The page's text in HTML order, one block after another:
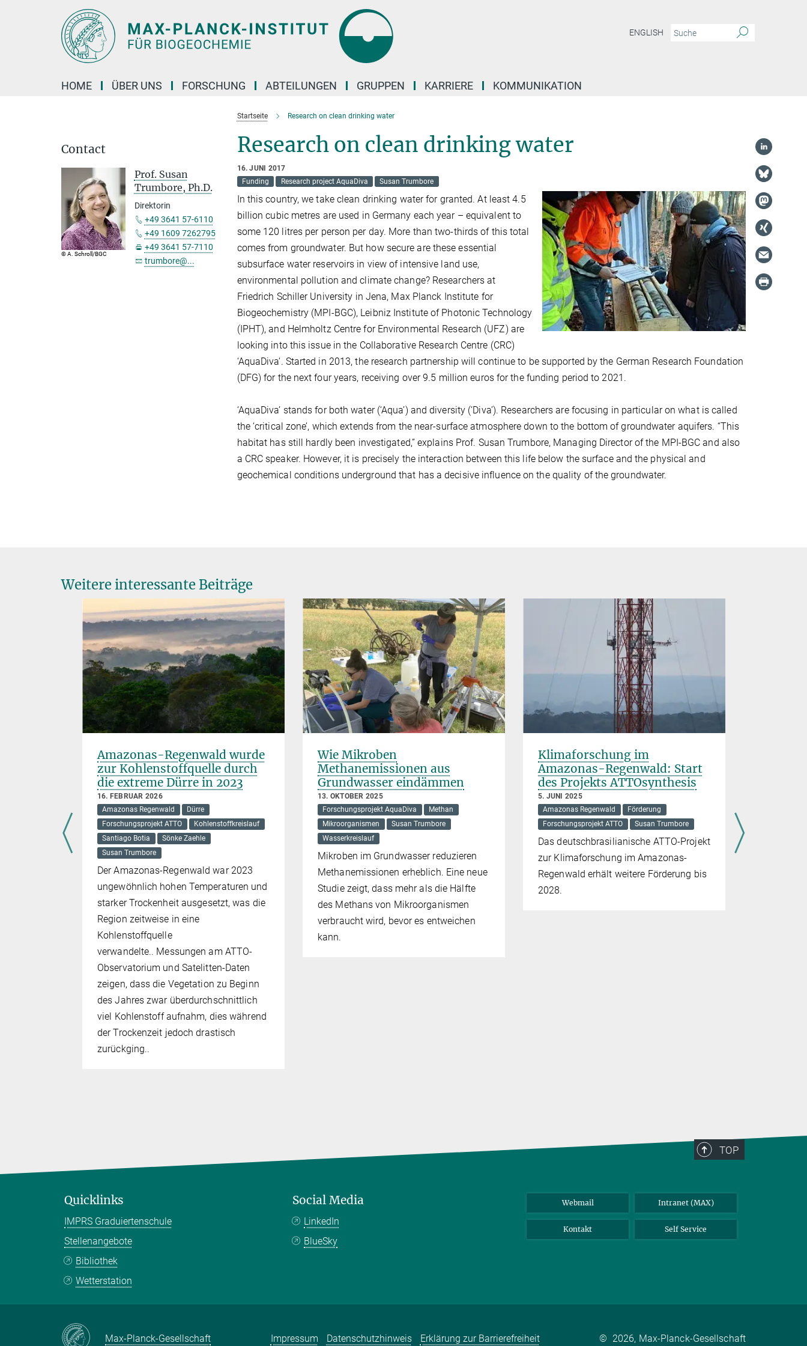
ENGLISH
HOME ÜBER UNS FORSCHUNG ABTEILUNGEN GRUPPEN KARRIERE KOMMUNIKATION
Startseite Research on clean drinking water
Research on clean drinking water
16. JUNI 2017
Funding
Research project AquaDiva Susan Trumbore
In this country, we take clean drinking water for granted. At least 4.5
billion cubic metres are used in Germany each year – equivalent to
some 120 litres per person per day. More than two-thirds of this total
comes from groundwater. But how secure are these essential
subsurface water reservoirs in view of intensive land use,
environmental pollution and climate change? Researchers at
Friedrich Schiller University in Jena, Max Planck Institute for
Biogeochemistry (MPI-BGC), Leibniz Institute of Photonic Technology
(IPHT), and Helmholtz Centre for Environmental Research (UFZ) are
looking into this issue in the Collaborative Research Centre (CRC)
‘AquaDiva’. Started in 2013, the research partnership will continue to be supported by the German Research Foundation
(DFG) for the next four years, receiving over 9.5 million euros for the funding period to 2021.
‘AquaDiva’ stands for both water (‘Aqua’) and diversity (‘Diva’). Researchers are focusing in particular on what is called
the ‘critical zone’, which extends from the near-surface atmosphere down to the bottom of groundwater aquifers. “This
habitat has still hardly been investigated,” explains Prof. Susan Trumbore, Managing Director of the MPI-BGC and also
a CRC speaker. However, it is precisely the interaction between this life below the surface and the physical and
geochemical conditions underground that has a decisive influence on the quality of the groundwater.
Contact
© A. Schroll/BGC
Prof. Susan
Trumbore, Ph.D.
Direktorin
+49 3641 57-6110
+49 1609 7262795
+49 3641 57-7110
trumbore@...
Weitere interessante Beiträge
Amazonas-Regenwald wurde
zur Kohlenstoffquelle durch
die extreme Dürre in 2023
16. FEBRUAR 2026
Amazonas Regenwald
Dürre
Forschungsprojekt ATTO
Kohlenstoffkreislauf
Santiago Botia
Sönke Zaehle
Susan Trumbore
Der Amazonas-Regenwald war 2023
ungewöhnlich hohen Temperaturen und
starker Trockenheit ausgesetzt, was die
Region zeitweise in eine
Kohlenstoffquelle
verwandelte.. Messungen am ATTO-
Observatorium und Satelitten-Daten
zeigen, dass die Vegetation zu Beginn
des Jahres zwar überdurchschnittlich
viel Kohlenstoff aufnahm, dies während
der Trockenzeit jedoch drastisch
zurückging..
Wie Mikroben
Methanemissionen aus
Grundwasser eindämmen
13. OKTOBER 2025
Forschungsprojekt AquaDiva
Methan
Mikroorganismen
Susan Trumbore
Wasserkreislauf
Mikroben im Grundwasser reduzieren
Methanemissionen erheblich. Eine neue
Studie zeigt, dass mehr als die Hälfte
des Methans von Mikroorganismen
verbraucht wird, bevor es entweichen
kann.
Klimaforschung im
Amazonas-Regenwald: Start
des Projekts ATTOsynthesis
5. JUNI 2025
Amazonas Regenwald
Förderung
Forschungsprojekt ATTO
Susan Trumbore
Das deutschbrasilianische ATTO-Projekt
zur Klimaforschung im Amazonas-
Regenwald erhält weitere Förderung bis
2028.
TOP
Quicklinks
IMPRS Graduiertenschule
Stellenangebote
Bibliothek
Wetterstation
Social Media
LinkedIn
BlueSky
Webmail Intranet (MAX)
Kontakt Self Service
Max-Planck-Gesellschaft Impressum Datenschutzhinweis Erklärung zur Barrierefreiheit © 2026, Max-Planck-Gesellschaft